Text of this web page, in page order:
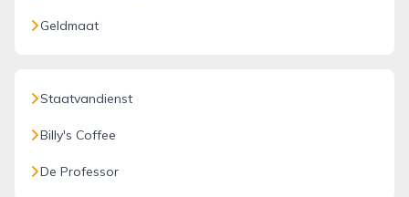
Geldmaat
Staatvandienst
Billy's Coffee
De Professor